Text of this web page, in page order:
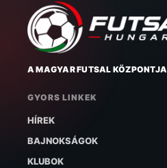
A MAGYAR FUTSAL KÖZPONTJA
GYORS LINKEK
HÍREK
BAJNOKSÁGOK
KLUBOK